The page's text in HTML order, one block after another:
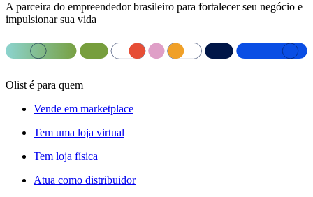
A parceira do empreendedor brasileiro para fortalecer seu negócio e
impulsionar sua vida
Olist é para quem
Vende em marketplace
Tem uma loja virtual
Tem loja física
Atua como distribuidor